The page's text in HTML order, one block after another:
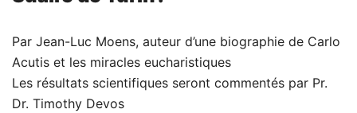
Par Jean-Luc Moens, auteur d’une biographie de Carlo
Acutis et les miracles eucharistiques
Les résultats scientifiques seront commentés par Pr.
Dr. Timothy Devos